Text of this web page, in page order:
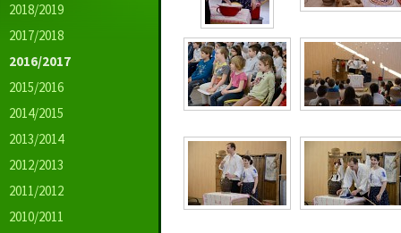
2018/2019
2017/2018
2016/2017
2015/2016
2014/2015
2013/2014
2012/2013
2011/2012
2010/2011